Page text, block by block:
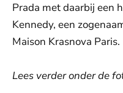
Prada met daarbij een
Kennedy, een
Maison Krasnova Paris.
Lees verder onder de